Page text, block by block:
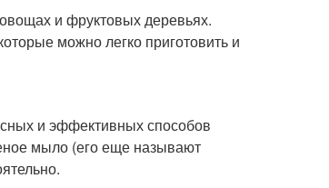
и фруктовых деревьях.
можно легко приготовить и
и эффективных способов
мыло (его еще называют